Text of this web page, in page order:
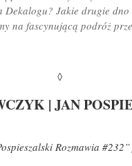
Dekalogu? Jakie drugie
na fascynującą podróż
◊
| JAN
Rozmawia